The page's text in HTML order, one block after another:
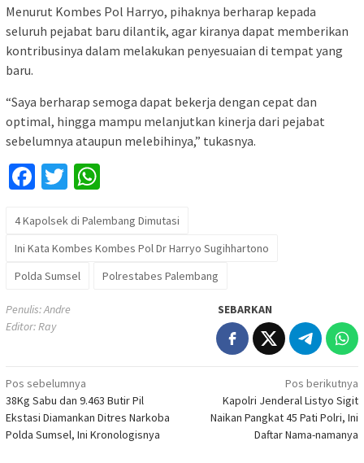
Menurut Kombes Pol Harryo, pihaknya berharap kepada
seluruh pejabat baru dilantik, agar kiranya dapat memberikan
kontribusinya dalam melakukan penyesuaian di tempat yang
baru.
“Saya berharap semoga dapat bekerja dengan cepat dan
optimal, hingga mampu melanjutkan kinerja dari pejabat
sebelumnya ataupun melebihinya,” tukasnya.
Facebook
Twitter
4 Kapolsek di Palembang Dimutasi
Ini Kata Kombes Kombes Pol Dr Harryo Sugihhartono
Polda Sumsel
Polrestabes Palembang
Penulis: Andre
Editor: Ray
SEBARKAN
Navigasi
pos
Pos sebelumnya
38Kg Sabu dan 9.463 Butir Pil
Ekstasi Diamankan Ditres Narkoba
Polda Sumsel, Ini Kronologisnya
Pos berikutnya
Kapolri Jenderal Listyo Sigit
Naikan Pangkat 45 Pati Polri, Ini
Daftar Nama-namanya